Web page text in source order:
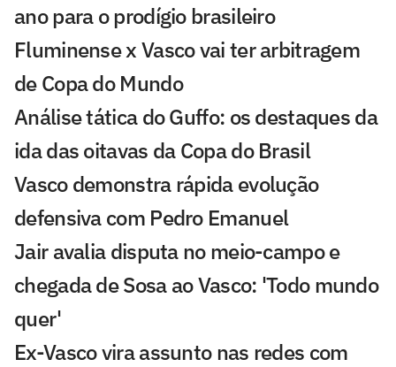
ano para o prodígio brasileiro
Fluminense x Vasco vai ter arbitragem
de Copa do Mundo
Análise tática do Guffo: os destaques da
ida das oitavas da Copa do Brasil
Vasco demonstra rápida evolução
defensiva com Pedro Emanuel
Jair avalia disputa no meio-campo e
chegada de Sosa ao Vasco: 'Todo mundo
quer'
Ex-Vasco vira assunto nas redes com